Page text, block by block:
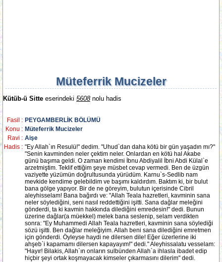
Müteferrik Mucizeler
Kütüb-ü Sitte eserindeki 5608nolu hadis
Fasil : PEYGAMBERLİK BÖLÜMÜ
Konu : Müteferrik Mucizeler
Ravi : Aişe
Hadis : "Ey Allah`ın Resulü!" dedim. "Uhud`dan daha kötü bir gün yaşadın mı?"
"Senin kavminden neler çektim neler. Onlardan en kötü hal Akabe
günü başıma geldi. O zaman kendimi İbnu Abdiyalil İbni Abdi Külal`e
arzetmiştim. Teklif ettiğim şeye müsbet cevap vermedi. Ben de üzgün
vaziyette yüzümün doğrultusunda yürüdüm. Karnu`s-Sedlib nam
mevkide kendime gelebildim ve başımı kaldırdım. Baktım ki, bir bulut
bana gölge yapıyor. Bir de ne göreyim, bulutun içerisinde Cibril
aleyhisselam! Bana bağırdı ve: "Allah Teala hazretleri, kavminin sana
neler söylediğini, seni nasıl reddettiğini işitti. Sana dağlar meleğini
gönderdi, ta ki kavmin hakkında dilediğini emredesin!" dedi. Bunun
üzerine dağlar(a müekkel) melek bana seslenip, selam verdikten
sonra: "Ey Muhammedi Allah Teala hazretleri, kavminin sana söylediği
sözü işitti. Ben dağlar meleğiyim. Allah beni sana dilediğini emretmen
için gönderdi. Öyleyse haydi ne dilersen dile! Eğer üzerlerine iki
ahşeb`i kapamamı dilersen kapayayım!" dedi." Aleyhissalatu vesselam:
"Hayır! Bilakis, Allah`ın onların sulbünden Allah`a ihlasla ibadet edip
hiçbir şeyi ortak koşmayacak kimseler çıkarmasını dilerim" dedi.